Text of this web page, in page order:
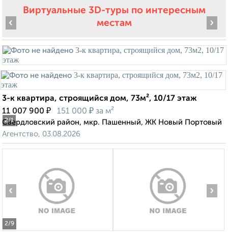
Виртуальные 3D-туры по интересным
местам
2/1
‹ ›
3-к квартира, строящийся дом, 73м², 10/17 этаж
11 007 900 ₽ 151 000 ₽ за м²
Свердловский район, мкр. Пашенный, ЖК Новый Портовый
Агентство, 03.08.2026
2/9
‹ ›